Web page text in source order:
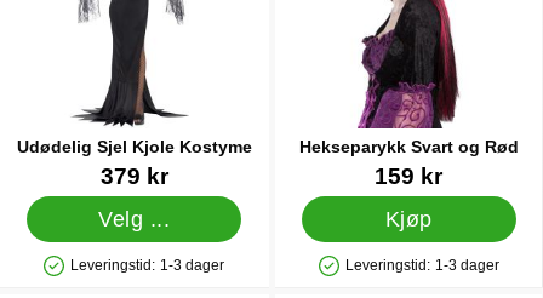
Udødelig Sjel Kjole Kostyme
Varenummer 16103
379 kr
Velg ...
Produkttilgjengelighet: På lager
Leveringstid: 1-3 dager
Hekseparykk Svart og Rød
Varenummer 24058
159 kr
Kjøp
Produkttilgjengelighet: På lager
Leveringstid: 1-3 dager